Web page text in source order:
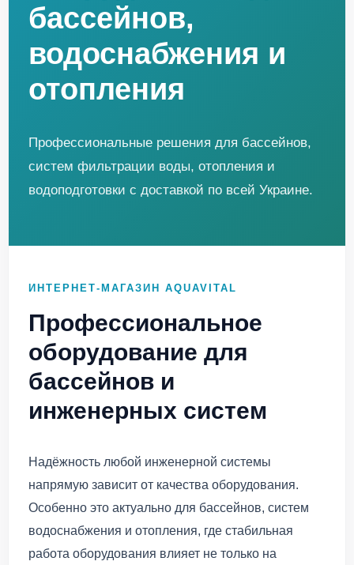
бассейнов,
водоснабжения и
отопления
Профессиональные решения для бассейнов,
систем фильтрации воды, отопления и
водоподготовки с доставкой по всей Украине.
ИНТЕРНЕТ-МАГАЗИН AQUAVITAL
Профессиональное
оборудование для
бассейнов и
инженерных систем
Надёжность любой инженерной системы
напрямую зависит от качества оборудования.
Особенно это актуально для бассейнов, систем
водоснабжения и отопления, где стабильная
работа оборудования влияет не только на